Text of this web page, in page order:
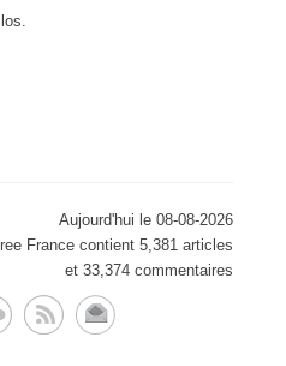
Aujourd'hui le 08-08-2026
France contient 5,381 articles
et 33,374 commentaires